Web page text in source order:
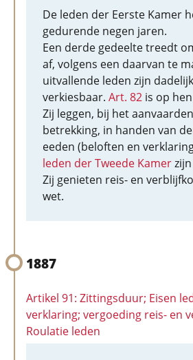
De leden der Eerste Kamer
gedurende negen jaren.
Een derde gedeelte treedt
af, volgens een daarvan te
uitvallende leden zijn
verkiesbaar. Art. 82 is op
Zij leggen, bij het
betrekking, in handen van
eeden (beloften en
leden der Tweede Kamer
Zij genieten reis- en
wet.
1887
Artikel 91: Zittingsduur; Eisen
verklaring; vergoeding reis- en
Roulatie leden